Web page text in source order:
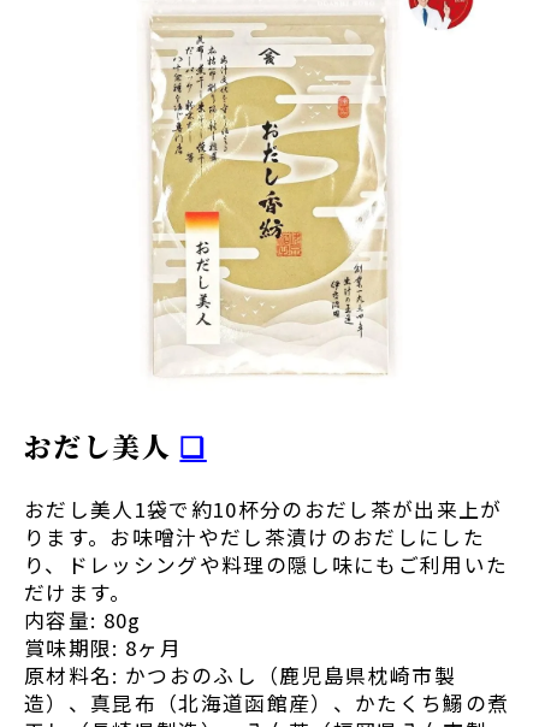
おだし美人 ❏
おだし美人1袋で約10杯分のおだし茶が出来上が
ります。お味噌汁やだし茶漬けのおだしにした
り、ドレッシングや料理の隠し味にもご利用いた
だけます。
内容量: 80g
賞味期限: 8ヶ月
原材料名: かつおのふし（鹿児島県枕崎市製
造）、真昆布（北海道函館産）、かたくち鰯の煮